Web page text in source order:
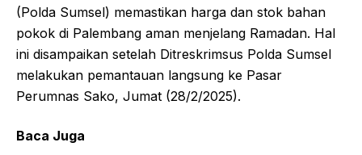
(Polda Sumsel) memastikan harga dan stok bahan
pokok di Palembang aman menjelang Ramadan. Hal
ini disampaikan setelah Ditreskrimsus Polda Sumsel
melakukan pemantauan langsung ke Pasar
Perumnas Sako, Jumat (28/2/2025).
Baca Juga